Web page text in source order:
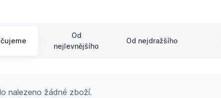
Od
nejlevnějšího
Od nejdražšího
nalezeno žádné zboží.